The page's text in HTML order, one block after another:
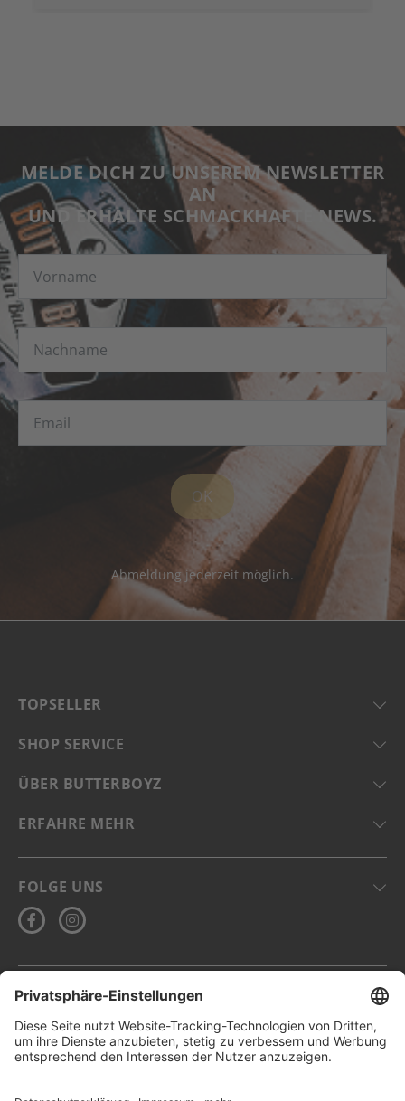
MELDE DICH ZU UNSEREM NEWSLETTER
AN
UND ERHALTE SCHMACKHAFTE NEWS.
OK
Abmeldung jederzeit möglich.
TOPSELLER
SHOP SERVICE
ÜBER BUTTERBOYZ
ERFAHRE MEHR
FOLGE UNS